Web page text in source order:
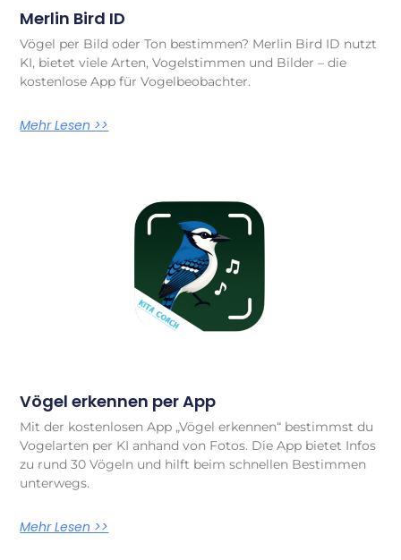
Merlin Bird ID
Vögel per Bild oder Ton bestimmen? Merlin Bird ID nutzt
KI, bietet viele Arten, Vogelstimmen und Bilder – die
kostenlose App für Vogelbeobachter.
Mehr Lesen >>
Vögel erkennen per App
Mit der kostenlosen App „Vögel erkennen“ bestimmst du
Vogelarten per KI anhand von Fotos. Die App bietet Infos
zu rund 30 Vögeln und hilft beim schnellen Bestimmen
unterwegs.
Mehr Lesen >>